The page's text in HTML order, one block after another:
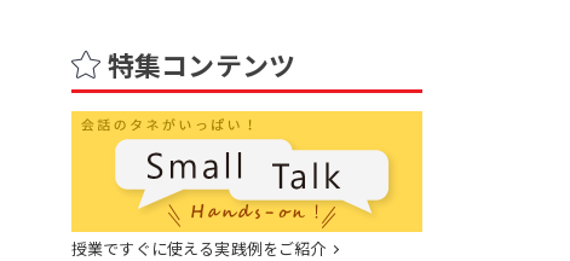
特集コンテンツ
授業ですぐに使える実践例をご紹介